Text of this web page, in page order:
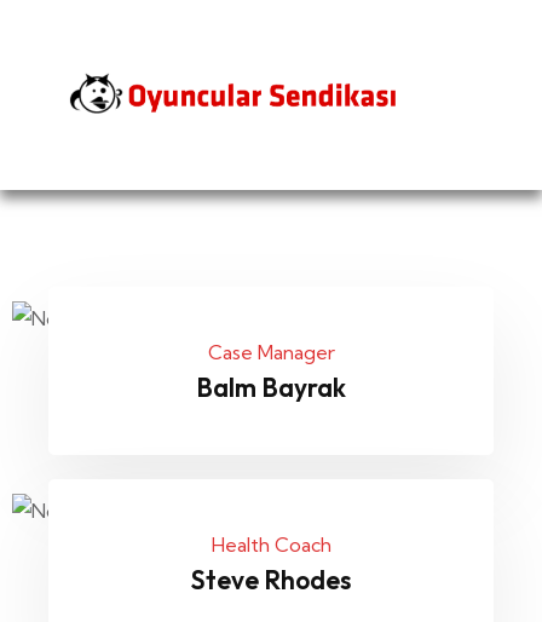
Case Manager
Balm Bayrak
Health Coach
Steve Rhodes